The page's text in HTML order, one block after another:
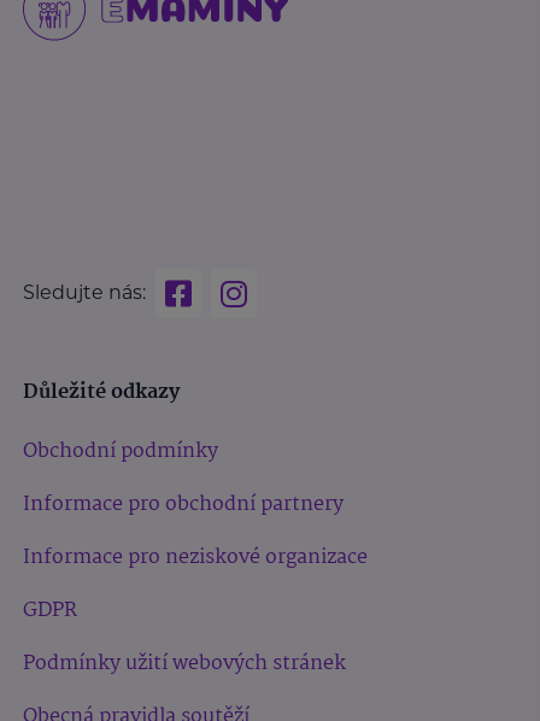
Sledujte nás:
Důležité odkazy
Obchodní podmínky
Informace pro obchodní partnery
Informace pro neziskové organizace
GDPR
Podmínky užití webových stránek